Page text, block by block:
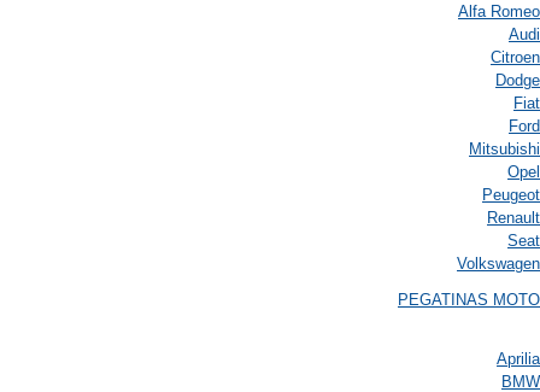
Alfa Romeo
Audi
Citroen
Dodge
Fiat
Ford
Mitsubishi
Opel
Peugeot
Renault
Seat
Volkswagen
PEGATINAS MOTO
Aprilia
BMW